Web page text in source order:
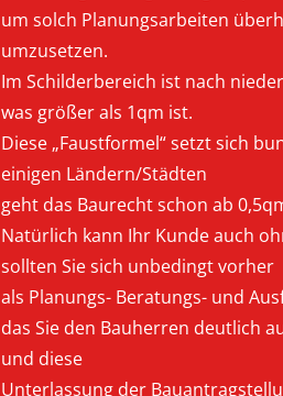
um solch Planungsarbeiten
umzusetzen.
Im Schilderbereich ist nach
was größer als 1qm ist.
Diese „Faustformel“ setzt sich
einigen Ländern/Städten
geht das Baurecht schon ab
Natürlich kann Ihr Kunde auch
sollten Sie sich unbedingt vorher
als Planungs- Beratungs- und
das Sie den Bauherren deutlich
und diese
Unterlassung der